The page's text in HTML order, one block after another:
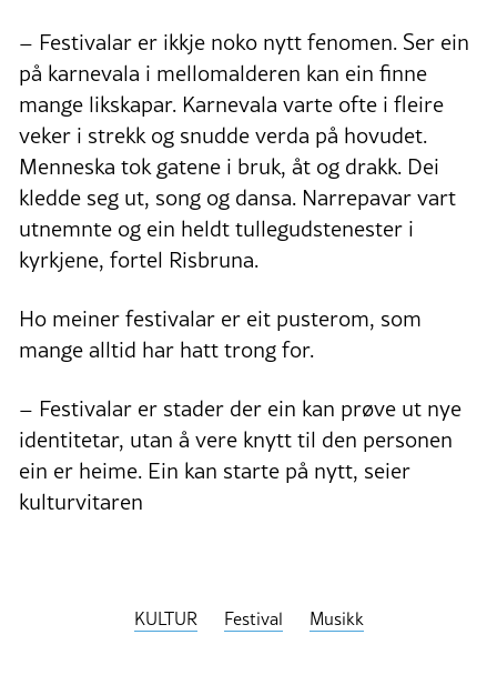
– Festivalar er ikkje noko nytt fenomen. Ser ein
på karnevala i mellomalderen kan ein finne
mange likskapar. Karnevala varte ofte i fleire
veker i strekk og snudde verda på hovudet.
Menneska tok gatene i bruk, åt og drakk. Dei
kledde seg ut, song og dansa. Narrepavar vart
utnemnte og ein heldt tullegudstenester i
kyrkjene, fortel Risbruna.
Ho meiner festivalar er eit pusterom, som
mange alltid har hatt trong for.
– Festivalar er stader der ein kan prøve ut nye
identitetar, utan å vere knytt til den personen
ein er heime. Ein kan starte på nytt, seier
kulturvitaren
KULTUR Festival Musikk